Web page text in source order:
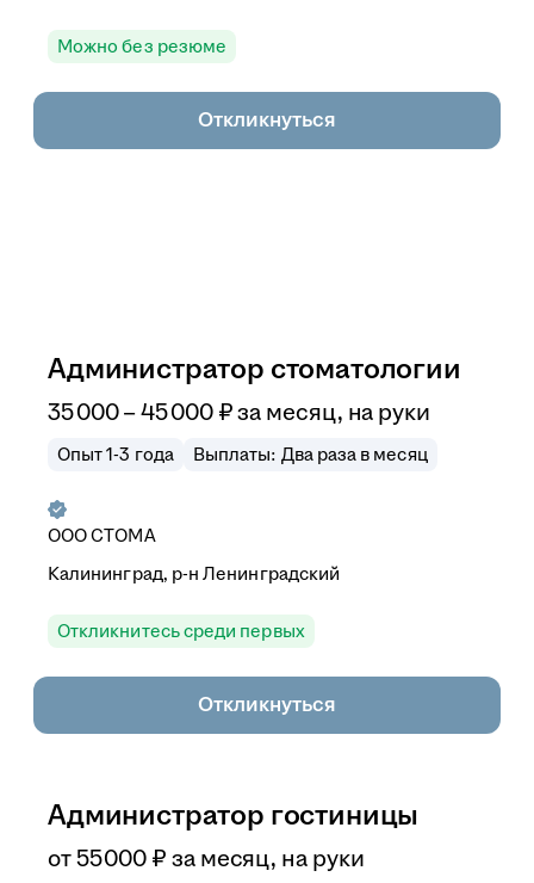
Можно без резюме
Откликнуться
Администратор стоматологии
35 000–45 000 ₽ за месяц, на руки
Опыт 1-3 года Выплаты: Два раза в месяц
ОООСТОМА
Калининград, р-н Ленинградский
Откликнитесь среди первых
Откликнуться
Администратор гостиницы
от55 000 ₽ за месяц, на руки